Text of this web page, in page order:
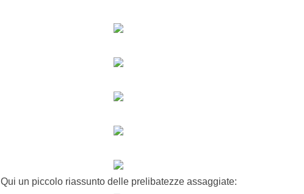
Qui un piccolo riassunto delle prelibatezze assaggiate: